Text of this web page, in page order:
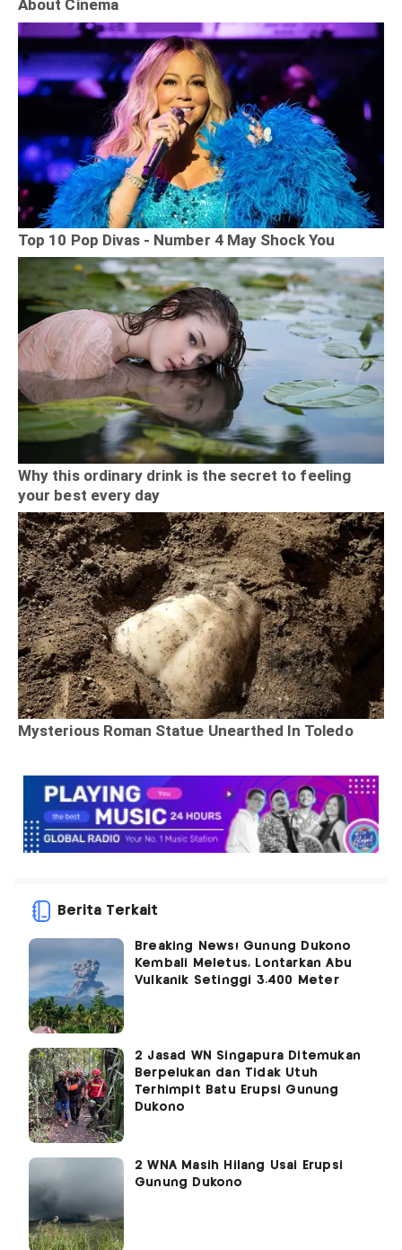
Berita Terkait
Breaking News! Gunung Dukono
Kembali Meletus, Lontarkan Abu
Vulkanik Setinggi 3.400 Meter
2 Jasad WN Singapura Ditemukan
Berpelukan dan Tidak Utuh
Terhimpit Batu Erupsi Gunung
Dukono
2 WNA Masih Hilang Usai Erupsi
Gunung Dukono